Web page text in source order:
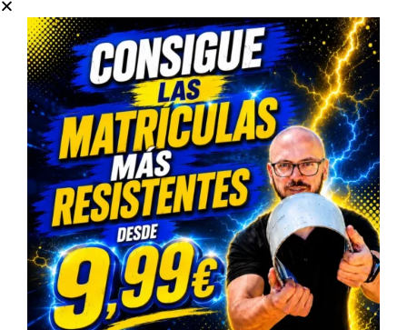
segura con el chaleco puesto.
La baliza encendida enviará suposición aDGT
3.0 , mejorando la protección de todos los
usuarios.
Consejo: Evita remaches excesivamente
tensos para no marcar el material. Si montas
unsoporte basculante, respeta el ángulo
legal de visibilidad.
Especificaciones destacadas
Conexión a DGT 3.0 con envío de